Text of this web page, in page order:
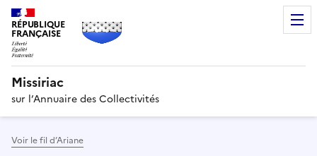
RÉPUBLIQUE
FRANÇAISE
Missiriac
sur l’Annuaire des Collectivités
Voir le fil d’Ariane